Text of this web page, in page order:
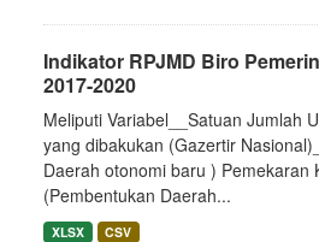
Indikator RPJMD Biro
2017-2020
Meliputi Variabel__Satuan Jumlah
yang dibakukan (Gazertir
Daerah otonomi baru ) Pemekaran
(Pembentukan Daerah...
XLSX CSV